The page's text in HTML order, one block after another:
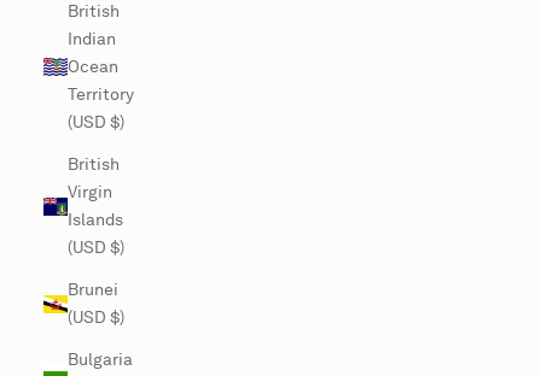
British
Indian
Ocean
Territory
(USD $)
British
Virgin
Islands
(USD $)
Brunei
(USD $)
Bulgaria